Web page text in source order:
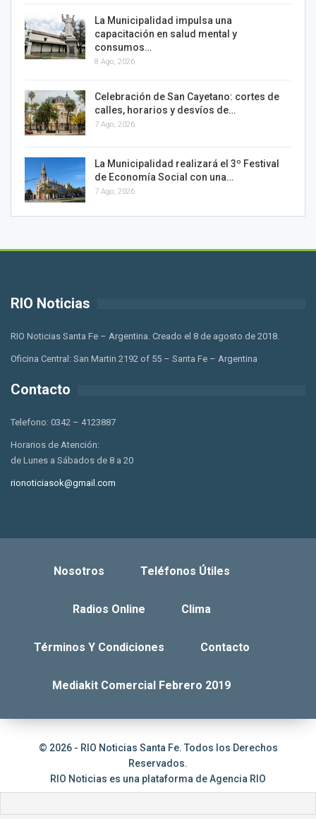
La Municipalidad impulsa una
capacitación en salud mental y
consumos…
8 Ago, 2026
Celebración de San Cayetano: cortes de
calles, horarios y desvíos de…
7 Ago, 2026
La Municipalidad realizará el 3º Festival
de Economía Social con una…
7 Ago, 2026
RIO Noticias
RIO Noticias Santa Fe – Argentina. Creado el 8 de agosto de 2018.
Oficina Central: San Martin 2192 of 55 – Santa Fe – Argentina
Contacto
Telefono: 0342 – 4123887
Horarios de Atención:
de Lunes a Sábados de 8 a 20
rionoticiasok@gmail.com
Nosotros Teléfonos Útiles
Radios Online Clima
Términos Y Condiciones Contacto
Mediakit Comercial Febrero 2019
© 2026 - RIO Noticias Santa Fe. Todos los Derechos
Reservados.
RIO Noticias es una plataforma deAgencia RIO